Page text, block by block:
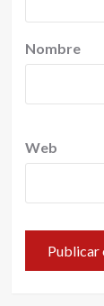
Nombre
Web